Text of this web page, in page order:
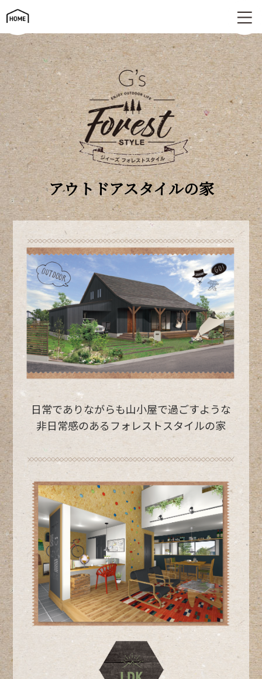
フォレストスタイルの家 | G's ジィーズ
アウトドアスタイルの家
日常でありながらも山小屋で過ごすような
非日常感のあるフォレストスタイルの家